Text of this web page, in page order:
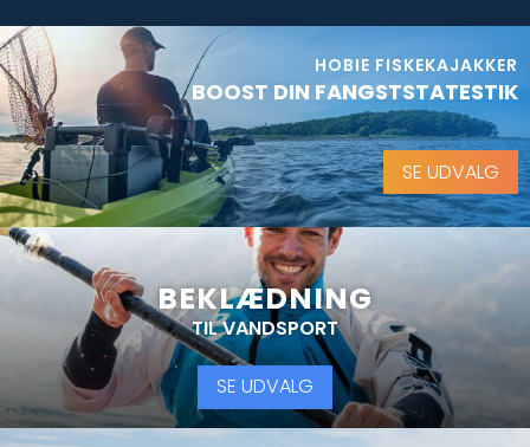
HOBIE FISKEKAJAKKER
BOOST DIN FANGSTSTATESTIK
SE UDVALG
BEKLÆDNING
TIL VANDSPORT
SE UDVALG